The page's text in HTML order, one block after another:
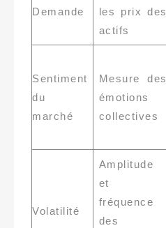
Demande
les prix des
actifs
Sentiment
du
marché
Mesure des
émotions
collectives
Volatilité
Amplitude
et
fréquence
des